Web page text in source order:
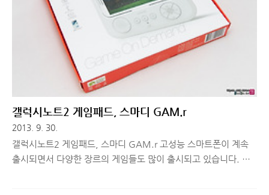
개발자옵션을 켜는 방법이 궁금해 오신 분들도 계시겠지만, 방법
은 같으므로 갤럭시S4를 기준으로 설명해드리도록 하겠습니다.
갤럭시S4의 환경설정으..
갤럭시노트2 게임패드, 스마디 GAM.r
2013. 9. 30.
갤럭시노트2 게임패드, 스마디 GAM.r 고성능 스마트폰이 계속
출시되면서 다양한 장르의 게임들도 많이 출시되고 있습니다. 그